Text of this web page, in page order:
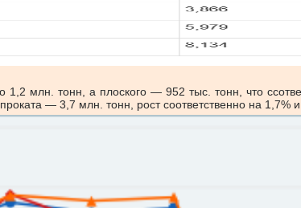
1,2 млн. тонн, а плоского — 952 тыс. тонн, что
— 3,7 млн. тонн, рост соответственно на 1,7% и